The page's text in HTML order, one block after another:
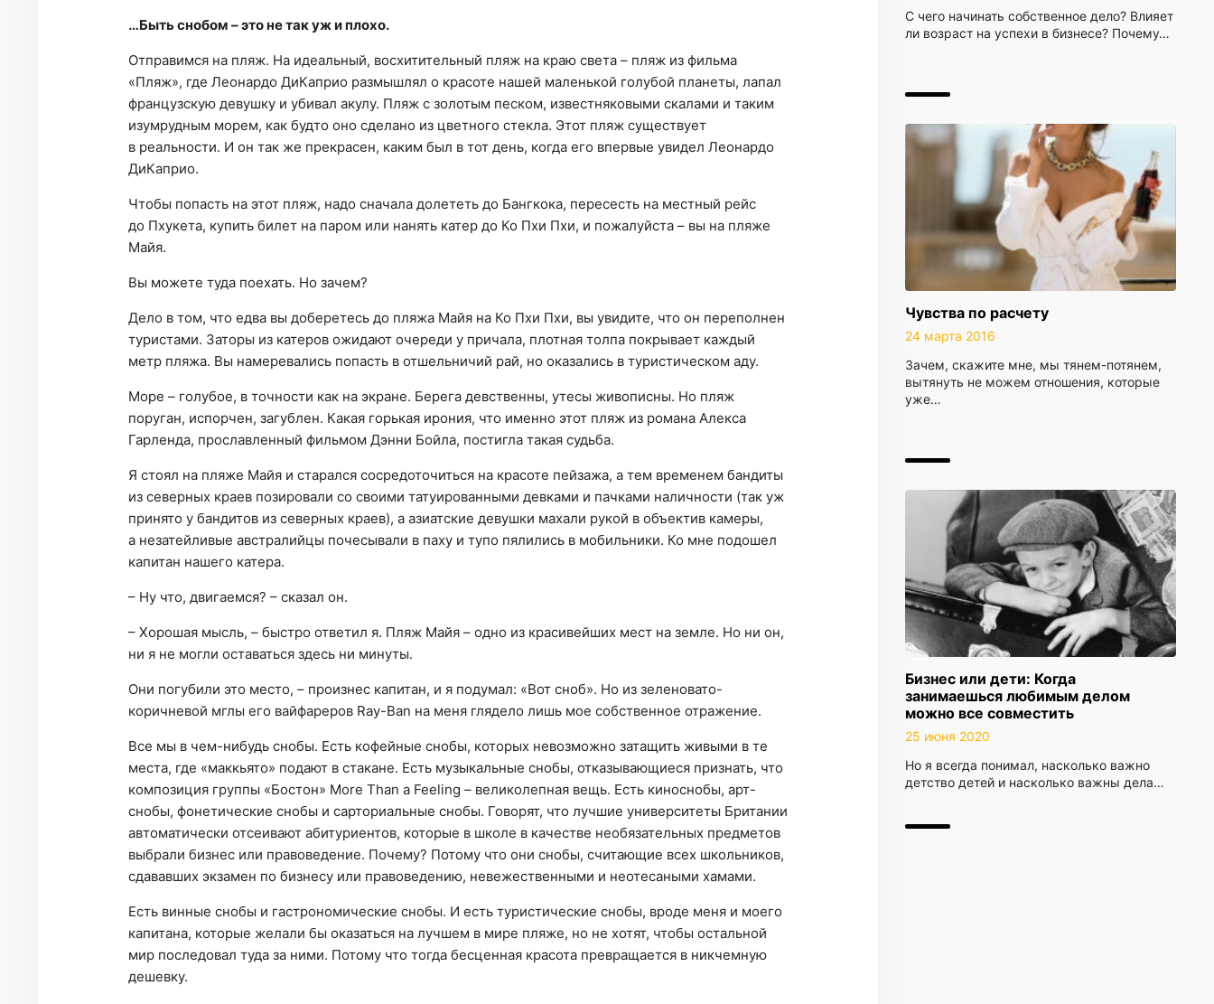
С чего начинать собственное дело? Влияет
ли возраст на успехи в бизнесе? Почему…
Чувства по расчету
24 марта 2016
Зачем, скажите мне, мы тянем-потянем,
вытянуть не можем отношения, которые
уже…
Бизнес или дети: Когда
занимаешься любимым делом
можно все совместить
25 июня 2020
Но я всегда понимал, насколько важно
детство детей и насколько важны дела…
…Быть снобом – это не так уж и плохо.
Отправимся на пляж. На идеальный, восхитительный пляж на краю света – пляж из фильма
«Пляж», где Леонардо ДиКаприо размышлял о красоте нашей маленькой голубой планеты, лапал
французскую девушку и убивал акулу. Пляж с золотым песком, известняковыми скалами и таким
изумрудным морем, как будто оно сделано из цветного стекла. Этот пляж существует
в реальности. И он так же прекрасен, каким был в тот день, когда его впервые увидел Леонардо
ДиКаприо.
Чтобы попасть на этот пляж, надо сначала долететь до Бангкока, пересесть на местный рейс
до Пхукета, купить билет на паром или нанять катер до Ко Пхи Пхи, и пожалуйста – вы на пляже
Майя.
Вы можете туда поехать. Но зачем?
Дело в том, что едва вы доберетесь до пляжа Майя на Ко Пхи Пхи, вы увидите, что он переполнен
туристами. Заторы из катеров ожидают очереди у причала, плотная толпа покрывает каждый
метр пляжа. Вы намеревались попасть в отшельничий рай, но оказались в туристическом аду.
Море – голубое, в точности как на экране. Берега девственны, утесы живописны. Но пляж
поруган, испорчен, загублен. Какая горькая ирония, что именно этот пляж из романа Алекса
Гарленда, прославленный фильмом Дэнни Бойла, постигла такая судьба.
Я стоял на пляже Майя и старался сосредоточиться на красоте пейзажа, а тем временем бандиты
из северных краев позировали со своими татуированными девками и пачками наличности (так уж
принято у бандитов из северных краев), а азиатские девушки махали рукой в объектив камеры,
а незатейливые австралийцы почесывали в паху и тупо пялились в мобильники. Ко мне подошел
капитан нашего катера.
– Ну что, двигаемся? – сказал он.
– Хорошая мысль, – быстро ответил я. Пляж Майя – одно из красивейших мест на земле. Но ни он,
ни я не могли оставаться здесь ни минуты.
Они погубили это место, – произнес капитан, и я подумал: «Вот сноб». Но из зеленовато-
коричневой мглы его вайфареров Ray-Ban на меня глядело лишь мое собственное отражение.
Все мы в чем-нибудь снобы. Есть кофейные снобы, которых невозможно затащить живыми в те
места, где «маккьято» подают в стакане. Есть музыкальные снобы, отказывающиеся признать, что
композиция группы «Бостон» More Than a Feeling – великолепная вещь. Есть киноснобы, арт-
снобы, фонетические снобы и сарториальные снобы. Говорят, что лучшие университеты Британии
автоматически отсеивают абитуриентов, которые в школе в качестве необязательных предметов
выбрали бизнес или правоведение. Почему? Потому что они снобы, считающие всех школьников,
сдававших экзамен по бизнесу или правоведению, невежественными и неотесаными хамами.
Есть винные снобы и гастрономические снобы. И есть туристические снобы, вроде меня и моего
капитана, которые желали бы оказаться на лучшем в мире пляже, но не хотят, чтобы остальной
мир последовал туда за ними. Потому что тогда бесценная красота превращается в никчемную
дешевку.